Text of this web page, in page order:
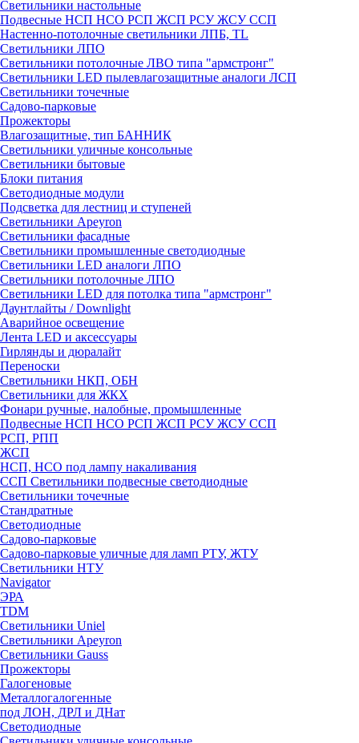
Светильники настольные
Подвесные НСП НСО РСП ЖСП РСУ ЖСУ ССП
Настенно-потолочные светильники ЛПБ, TL
Светильники ЛПО
Светильники потолочные ЛВО типа "армстронг"
Светильники LED пылевлагозащитные аналоги ЛСП
Светильники точечные
Садово-парковые
Прожекторы
Влагозащитные, тип БАННИК
Светильники уличные консольные
Светильники бытовые
Блоки питания
Светодиодные модули
Подсветка для лестниц и ступеней
Светильники Apeyron
Светильники фасадные
Светильники промышленные светодиодные
Светильники LED аналоги ЛПО
Светильники потолочные ЛПО
Светильники LED для потолка типа "армстронг"
Даунтлайты / Downlight
Аварийное освещение
Лента LED и аксессуары
Гирлянды и дюралайт
Переноски
Светильники НКП, ОБН
Светильники для ЖКХ
Фонари ручные, налобные, промышленные
Подвесные НСП НСО РСП ЖСП РСУ ЖСУ ССП
РСП, РПП
ЖСП
НСП, НСО под лампу накаливания
ССП Светильники подвесные светодиодные
Светильники точечные
Стандратные
Светодиодные
Садово-парковые
Садово-парковые уличные для ламп РТУ, ЖТУ
Светильники НТУ
Navigator
ЭРА
TDM
Светильники Uniel
Светильники Apeyron
Светильники Gauss
Прожекторы
Галогеновые
Металлогалогенные
под ЛОН, ДРЛ и ДНат
Светодиодные